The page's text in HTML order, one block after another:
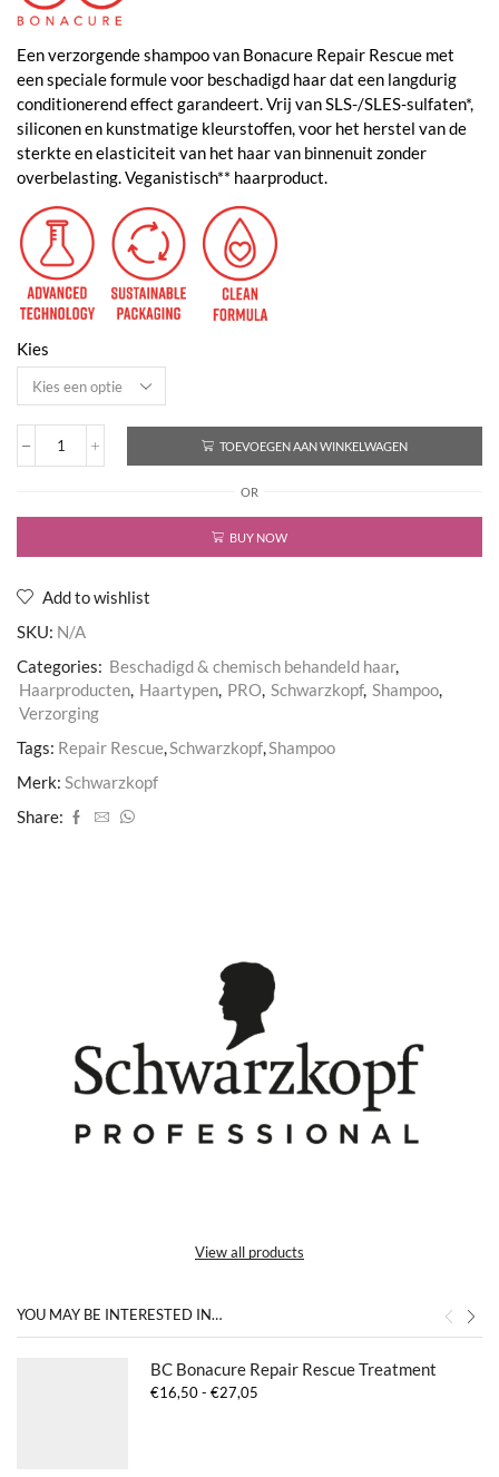
Een verzorgende shampoo van Bonacure Repair Rescue met
een speciale formule voor beschadigd haar dat een langdurig
conditionerend effect garandeert. Vrij van SLS-/SLES-sulfaten*,
siliconen en kunstmatige kleurstoffen, voor het herstel van de
sterkte en elasticiteit van het haar van binnenuit zonder
overbelasting. Veganistisch** haarproduct.
Kies
BC
Rescue
aantal
TOEVOEGEN AAN WINKELWAGEN
OR
BUY NOW
Add to wishlist
SKU: N/A
Categories: Beschadigd & chemisch behandeld haar,
Haarproducten, Haartypen, PRO, Schwarzkopf, Shampoo,
Verzorging
Tags: Repair Rescue,Schwarzkopf,Shampoo
Merk: Schwarzkopf
Share:
View all products
YOU MAY BE INTERESTED IN…
BC Bonacure Repair Rescue Treatment
€16,50- €27,05